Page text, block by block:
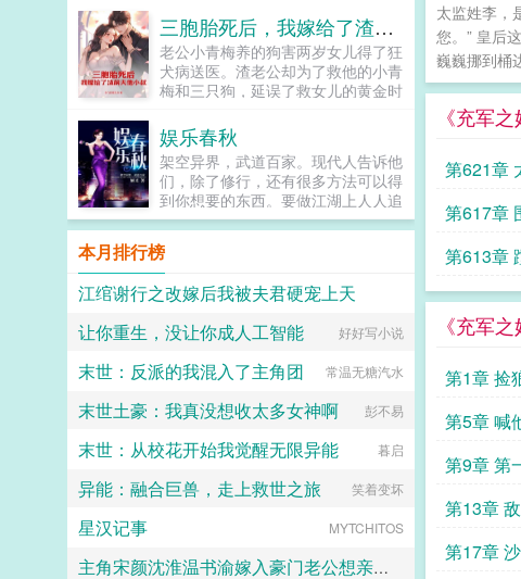
太监姓李，
您。” 皇后
巍巍挪到桶
《充军
第621章
第617章
第613章
《充军
第1章 捡
第5章 喊
第9章 第
第13章
第17章
把功法修炼简化成呼吸吃饭喝水那么
简单。他决定苟在天牢看世间百态，
在历史中修炼，求证长生。...
三胞胎死后，我嫁给了渣前夫他小叔
老公小青梅养的狗害两岁女儿得了狂
犬病送医。渣老公却为了救他的小青
梅和三只狗，延误了救女儿的黄金时
不看管，致使家里的大宝小宝溺死游
泳池中。安抒抒痛失三个孩子，一夜
白了头。从此，她褪下过去无用的温
婉懂事，将自己磨炼成锋利见血的利
刃，一刀一刀将恶人凌迟。葬礼上，
缺失父爱的孩子们，到死也没等到父
亲来送他们一程。于是，她在婆婆的
尖叫声中，当场为渣老公举办葬礼。
并当着亲朋好友面，果断为死去的孩
子们当场换爹！小叔，你愿意做我孩
子们的爹吗？小她三岁的小叔哭成
狗，我愿意！多年后，渣前夫悔不当
初历经艰辛找到她，看到她怀里的三
胞胎愕然他们是我的孩子？你既然怀
孕了，当初为什么要和我离婚？年轻
帅气的小叔从屋里走出来亲了亲老
婆，又一把抱过儿子女儿，在渣前夫
震惊的眼神中冷冷回道你儿子女儿？
做梦吧你，这三个是你堂弟堂妹！注
姐弟恋＋双洁！...
娱乐春秋
架空异界，武道百家。现代人告诉他
们，除了修行，还有很多方法可以得
到你想要的东西。要做江湖上人人追
捧的少侠？嗯，这个简单，只是要看
你的诚意比如让你师妹来...
本月排行榜
江绾谢行之改嫁后我被夫君硬宠上天
甜茶老师
让你重生，没让你成人工智能 好好写小说
末世：反派的我混入了主角团 常温无糖汽水
末世土豪：我真没想收太多女神啊 彭不易
末世：从校花开始我觉醒无限异能 暮启
异能：融合巨兽，走上救世之旅 笑着变坏
星汉记事 MYTCHITOS
主角宋颜沈淮温书渝嫁入豪门老公想亲亲就先虐渣